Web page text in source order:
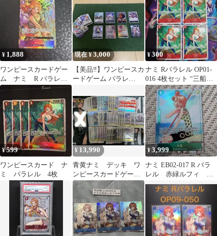
¥ 1,888
ワンピースカードゲー
ム ナミ R パラレ
ル ザベスト2
現在 ¥3,000
【美品‼️】ワンピースカ
ードゲーム パラレ
¥300
ナミ Rパラレル OP01-
016 4枚セット “三船
長”集結(ノーマル仕様)
¥599
ワンピースカード ナ
ミ パラレル 4枚
¥ 13,990
青黄ナミ デッキ ワ
ンピースカードゲー
ム 未使用2重スリ
ーブ付き
¥3,999
ナミ EB02-017 R パラ
レル 赤緑ルフィ デ
ッキパーツ プロモ